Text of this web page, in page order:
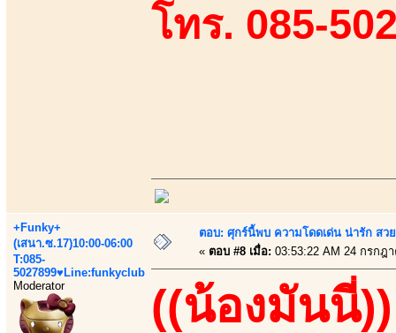
โทร. 085-
+Funky+
(เสนา.ซ.17)10:00-06:00
T:085-
5027899♥Line:funkyclub
Moderator
ตอบ: ศุกร์นี้พบ ความโดดเด่น น่ารัก สว
« ตอบ #8 เมื่อ: 03:53:22 AM 24 กรกฎ
((น้องมันนี่))